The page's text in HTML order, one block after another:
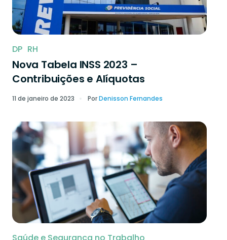
DP RH
Nova Tabela INSS 2023 –
Contribuições e Alíquotas
11 de janeiro de 2023 PorDenisson Fernandes